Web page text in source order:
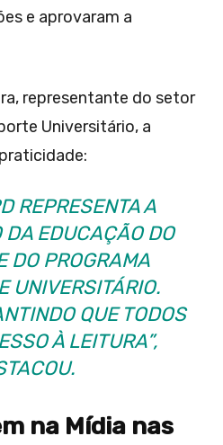
e aprovaram a
representante do setor
Universitário, a
REPRESENTA A
DA EDUCAÇÃO DO
DO PROGRAMA
UNIVERSITÁRIO.
QUE TODOS
À LEITURA”,
na Mídia nas